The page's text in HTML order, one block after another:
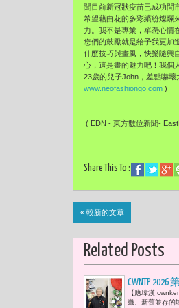
聞目前新冠狀疫苗已成功問
希望藉由花的多彩繽紛燦爛
力。我不是專業，單憑心情
您們的鼓勵就是給予我更加
什麼技巧與畫風，快樂隨興
心，這是畫的魅力吧！我個
23歲的兒子John，差點嚇
www.neofashiongo.com )
( EDN - 東方數位新聞-
Share This To :
« 較新的文章
Related Posts
CWNTP
（Légion
【應瑋漢
織、新舊並存的